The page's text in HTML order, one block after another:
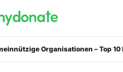
Organisationen – Top